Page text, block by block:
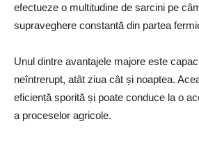
efectueze o multitudine de sarcini pe
supraveghere constantă din partea
Unul dintre avantajele majore este
neîntrerupt, atât ziua cât și noaptea.
eficiență sporită și poate conduce la o
a proceselor agricole.